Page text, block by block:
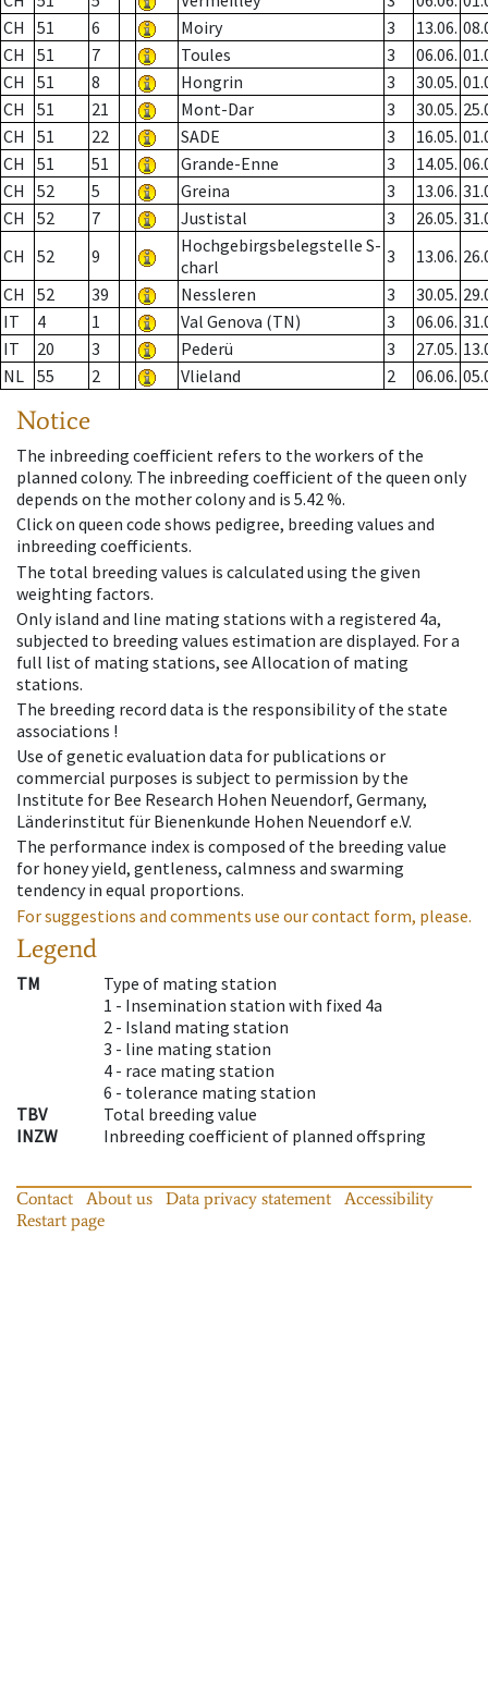
CH
51 6 Moiry 3 13.06.
CH
51 7 Toules 3 06.06.
CH
51 8 Hongrin 3 30.05.
CH
51 21 Mont-Dar 3 30.05.
CH
51 22 SADE 3 16.05.
CH
51 51 Grande-Enne 3 14.05.
CH
52 5 Greina 3 13.06.
CH
52 7 Justistal 3 26.05.
CH
52 9
Hochgebirgsbelegstelle S-
charl
3 13.06.
CH
52 39 Nessleren 3 30.05.
IT
4 1 Val Genova (TN) 3 06.06.
IT
20 3 Pederü 3 27.05.
NL 55 2 Vlieland 2 06.06.
Notice
The inbreeding coefficient refers to the workers of the
planned colony. The inbreeding coefficient of the queen only
depends on the mother colony and is 5.42 %.
Click on queen code shows pedigree, breeding values and
inbreeding coefficients.
The total breeding values is calculated using the given
weighting factors.
Only island and line mating stations with a registered 4a,
subjected to breeding values estimation are displayed. For a
full list of mating stations, see Allocation of mating
stations.
The breeding record data is the responsibility of the state
associations !
Use of genetic evaluation data for publications or
commercial purposes is subject to permission by the
Institute for Bee Research Hohen Neuendorf, Germany,
Länderinstitut für Bienenkunde Hohen Neuendorf e.V.
The performance index is composed of the breeding value
for honey yield, gentleness, calmness and swarming
tendency in equal proportions.
For suggestions and comments use our contact form, please.
Legend
TM
Type of mating station
1 - Insemination station with fixed 4a
2 - Island mating station
3 - line mating station
4 - race mating station
6 - tolerance mating station
TBV
Total breeding value
INZW
Inbreeding coefficient of planned offspring
Contact About us Data privacy statement
Accessibility
Restart page